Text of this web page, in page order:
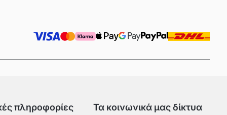
πληροφορίες Τα κοινωνικά μας δίκτυα